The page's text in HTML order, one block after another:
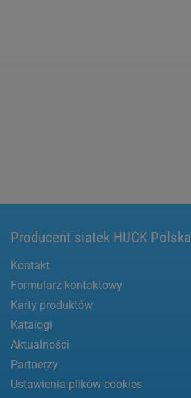
Producent siatek HUCK Polska
Kontakt
Formularz kontaktowy
Karty produktów
Katalogi
Aktualności
Partnerzy
Ustawienia plików cookies